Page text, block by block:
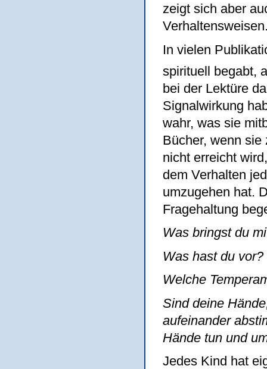
zeigt sich aber
In vielen
spirituell begabt,
bei der Lektüre
Signalwirkung
wahr, was sie
Bücher, wenn
nicht erreicht
dem Verhalten
umzugehen hat.
Fragehaltung
Was bringst du
Was hast du vor?
Welche
Sind deine
aufeinander
Hände tun und
Jedes Kind hat